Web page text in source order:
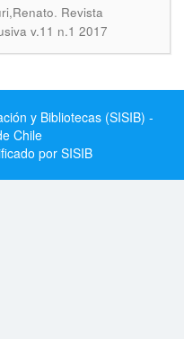
. Revista
v.11 n.1 2017
y Bibliotecas (SISIB) -
Chile
por SISIB